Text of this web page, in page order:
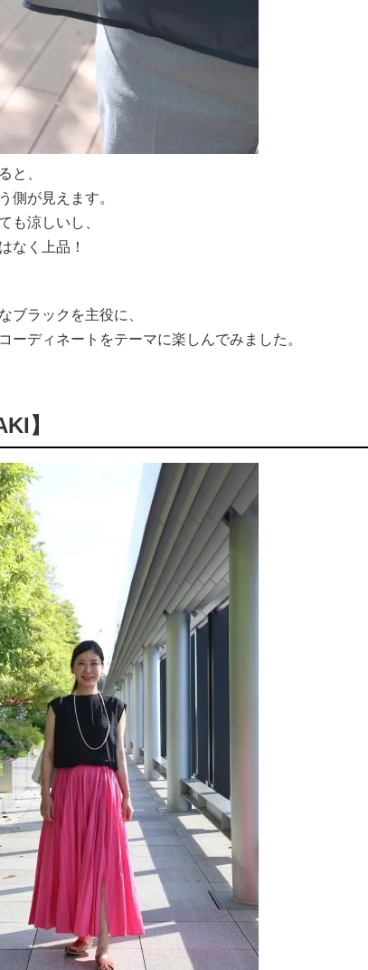
と、
側が見えます。
も涼しいし、
なく上品！
ブラックを主役に、
ーディネートをテーマに楽しんでみました。
】